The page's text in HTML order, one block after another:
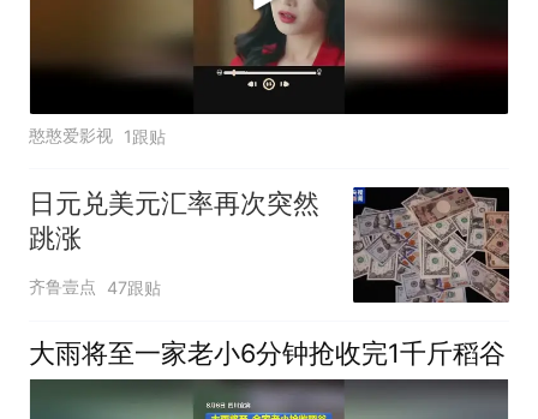
憨憨爱影视 1跟贴
日元兑美元汇率再次突然
跳涨
齐鲁壹点 47跟贴
大雨将至一家老小6分钟抢收完1千斤稻谷